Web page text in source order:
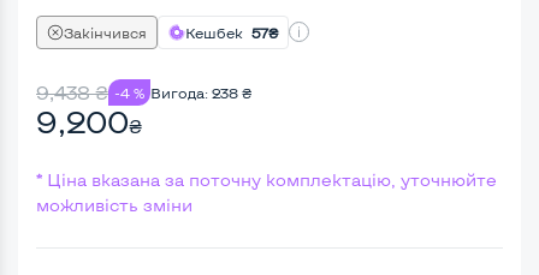
Закінчився Кешбек 57₴
9,438₴ -4 % Вигода: 238 ₴
9,200₴
* Ціна вказана за поточну комплектацію, уточнюйте
можливість зміни